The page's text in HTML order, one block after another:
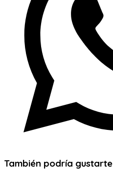
También podría gustarte